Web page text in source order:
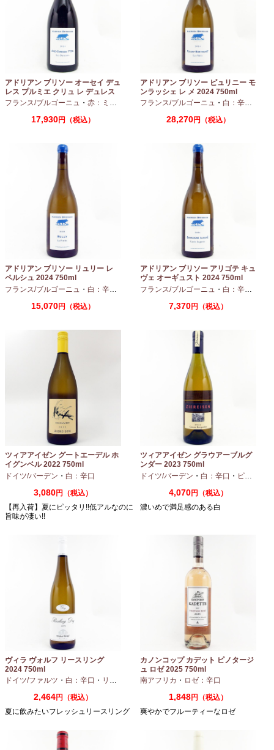
アドリアン ブリソー オーセイ デュ
レス プルミエ クリュ レ デュレス
2024 750ml
フランス/ブルゴーニュ ・ 赤：ミディアムボディ ・ピノノワール
17,930円（税込）
アドリアン ブリソー ピュリニー モ
ンラッシェ レ メ 2024 750ml
フランス/ブルゴーニュ ・ 白：辛口
28,270円（税込）
アドリアン ブリソー リュリー レ
ペルシュ 2024 750ml
フランス/ブルゴーニュ ・ 白：辛口 シャルドネ
15,070円（税込）
アドリアン ブリソー アリゴテ キュ
ヴェ オーギュスト 2024 750ml
フランス/ブルゴーニュ ・ 白：辛口
7,370円（税込）
ツィアアイゼン グートエーデル ホ
イグンベル 2022 750ml
ドイツ/バーデン ・ 白：辛口
3,080円（税込）
【再入荷】夏にピッタリ!!低アルなのに
旨味が凄い!!
ツィアアイゼン グラウアーブルグ
ンダー 2023 750ml
ドイツ/バーデン ・ 白：辛口 ・ ピノグリ
4,070円（税込）
濃いめで満足感のある白
ヴィラ ヴォルフ リースリング
2024 750ml
ドイツ/ファルツ ・ 白：辛口 ・ リースリング
2,464円（税込）
夏に飲みたいフレッシュリースリング
カノンコップ カデット ピノタージ
ュ ロゼ 2025 750ml
南アフリカ ・ ロゼ：辛口
1,848円（税込）
爽やかでフルーティーなロゼ